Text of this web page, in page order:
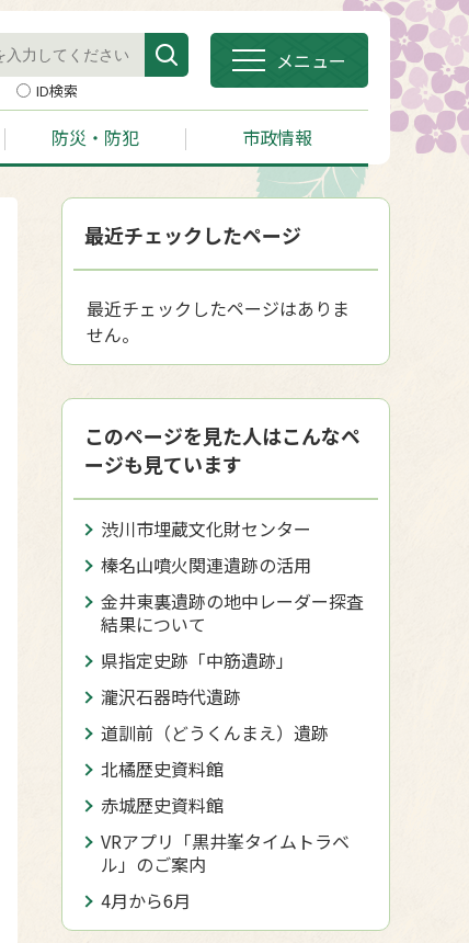
ID検索
メニュー
防災・防犯 市政情報
最近チェックしたページ
最近チェックしたページはありま
せん。
このページを見た人はこんなペ
ージも見ています
渋川市埋蔵文化財センター
榛名山噴火関連遺跡の活用
金井東裏遺跡の地中レーダー探査
結果について
県指定史跡「中筋遺跡」
瀧沢石器時代遺跡
道訓前（どうくんまえ）遺跡
北橘歴史資料館
赤城歴史資料館
VRアプリ「黒井峯タイムトラベ
ル」のご案内
4月から6月